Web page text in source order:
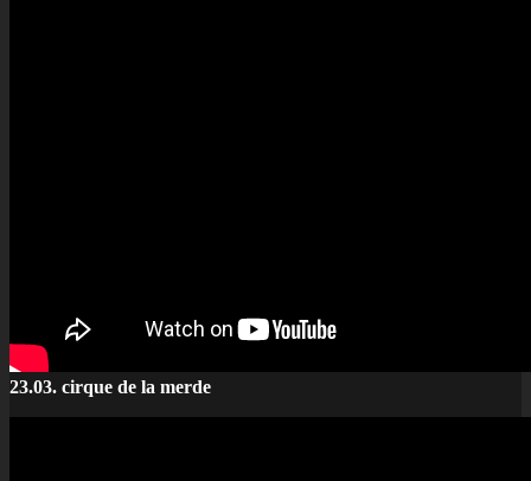
23.03. cirque de la merde